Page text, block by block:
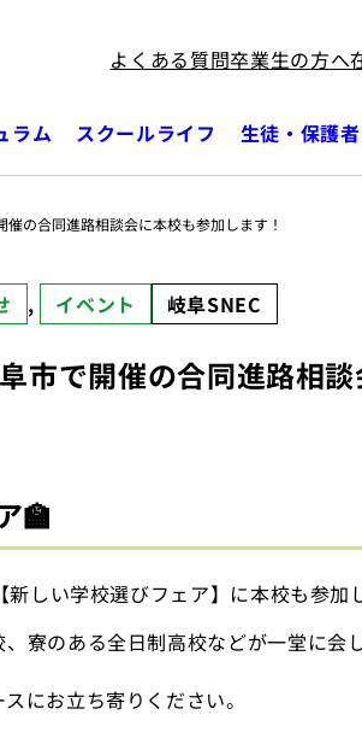
ラム スクールライフ 生徒・保護
よくある質問卒業生の方へ
の合同進路相談会に本校も参加します！
, イベント 岐阜SNEC
市で開催の合同進路相
🏫
しい学校選びフェア】に本校も参加
寮のある全日制高校などが一堂に
にお立ち寄りください。